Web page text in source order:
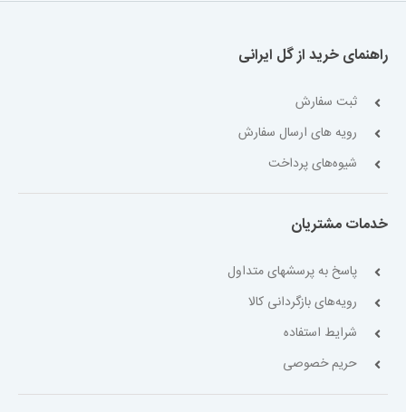
راهنمای خرید از گل ایرانی
ثبت سفارش
رویه های ارسال سفارش
شیوه‌های پرداخت
خدمات مشتریان
پاسخ به پرسشهای متداول
رویه‌های بازگردانی کالا
شرایط استفاده
حریم خصوصی